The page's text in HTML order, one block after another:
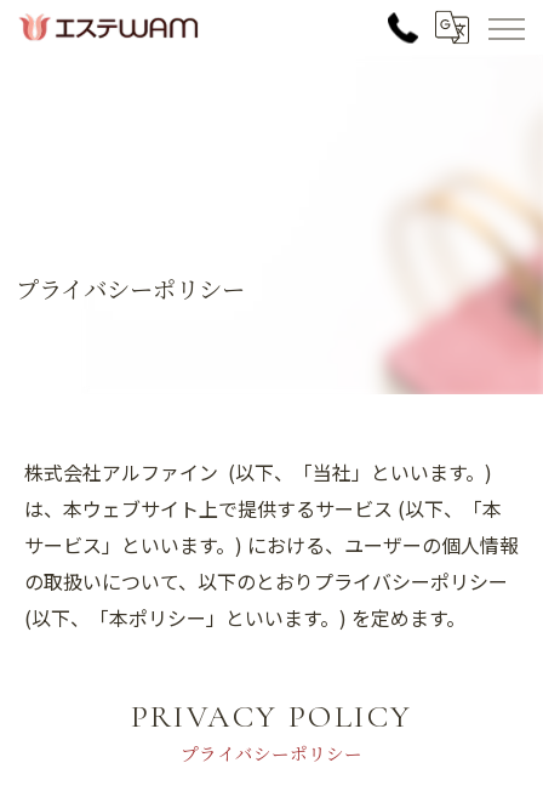
プライバシーポリシー
株式会社アルファイン (以下、「当社」といいます。)
は、本ウェブサイト上で提供するサービス (以下、「本
サービス」といいます。) における、ユーザーの個人情報
の取扱いについて、以下のとおりプライバシーポリシー
(以下、「本ポリシー」といいます。) を定めます。
プライバシーポリシー
PRIVACY POLICY